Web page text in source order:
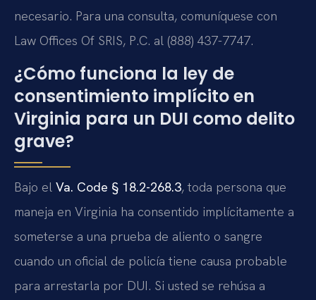
necesario. Para una consulta, comuníquese con
Law Offices Of SRIS, P.C. al (888) 437-7747.
¿Cómo funciona la ley de
consentimiento implícito en
Virginia para un DUI como delito
grave?
Bajo el Va. Code § 18.2-268.3, toda persona que
maneja en Virginia ha consentido implícitamente a
someterse a una prueba de aliento o sangre
cuando un oficial de policía tiene causa probable
para arrestarla por DUI. Si usted se rehúsa a